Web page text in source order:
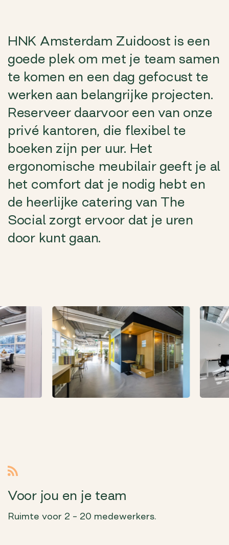
HNK Amsterdam Zuidoost is een
goede plek om met je team samen
te komen en een dag gefocust te
werken aan belangrijke projecten.
Reserveer daarvoor een van onze
privé kantoren, die flexibel te
boeken zijn per uur. Het
ergonomische meubilair geeft je al
het comfort dat je nodig hebt en
de heerlijke catering van The
Social zorgt ervoor dat je uren
door kunt gaan.
Voor jou en je team
Ruimte voor 2 – 20 medewerkers.